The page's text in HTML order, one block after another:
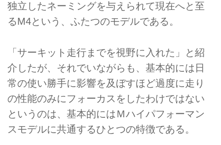
独立したネーミングを与えられて現在へと至
るM4という、ふたつのモデルである。
「サーキット走行までを視野に入れた」と紹
介したが、それでいながらも、基本的には日
常の使い勝手に影響を及ぼすほど過度に走り
の性能のみにフォーカスをしたわけではない
というのは、基本的にはＭハイパフォーマン
スモデルに共通するひとつの特徴である。